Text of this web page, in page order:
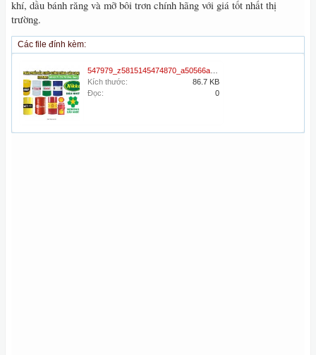
khí, dầu bánh răng và mỡ bôi trơn chính hãng với giá tốt nhất thị
trường.
Các file đính kèm:
Kích thước:
86.7 KB
Đọc:
0